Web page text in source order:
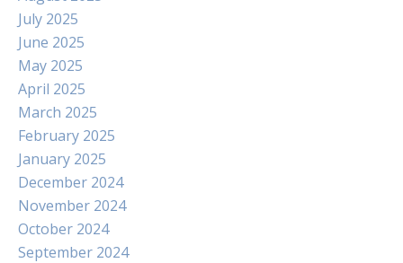
July 2025
June 2025
May 2025
April 2025
March 2025
February 2025
January 2025
December 2024
November 2024
October 2024
September 2024